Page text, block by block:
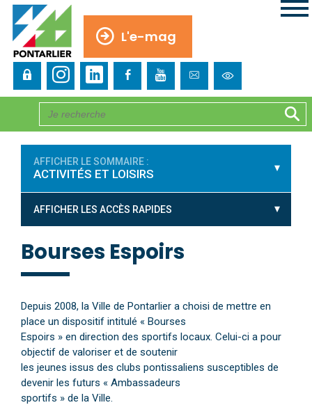
L'e-mag
AFFICHER LE SOMMAIRE :
ACTIVITÉS ET LOISIRS
AFFICHER LES ACCÈS RAPIDES
Bourses Espoirs
Depuis 2008, la Ville de Pontarlier a choisi de mettre en
place un dispositif intitulé « Bourses
Espoirs » en direction des sportifs locaux. Celui-ci a pour
objectif de valoriser et de soutenir
les jeunes issus des clubs pontissaliens susceptibles de
devenir les futurs « Ambassadeurs
sportifs » de la Ville.